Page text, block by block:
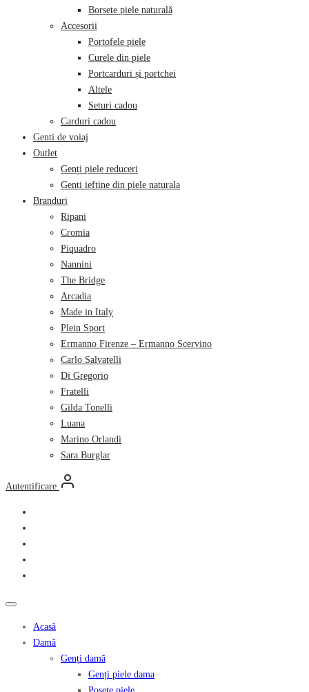
Borsete piele naturală
Accesorii
Portofele piele
Curele din piele
Portcarduri și portchei
Altele
Seturi cadou
Carduri cadou
Genti de voiaj
Outlet
Genți piele reduceri
Genti ieftine din piele naturala
Branduri
Ripani
Cromia
Piquadro
Nannini
The Bridge
Arcadia
Made in Italy
Plein Sport
Ermanno Firenze – Ermanno Scervino
Carlo Salvatelli
Di Gregorio
Fratelli
Gilda Tonelli
Luana
Marino Orlandi
Sara Burglar
Autentificare
Acasă
Damă
Genți damă
Genți piele dama